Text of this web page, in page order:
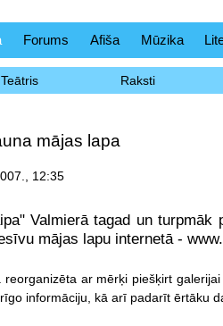
Forums Afiša Mūzika
Teātris Raksti
mājas lapa
12:35
Valmierā tagad un
mājas lapu internetā -
reorganizēta ar mērķi piešķirt
informāciju, kā arī padarīt ērtāku